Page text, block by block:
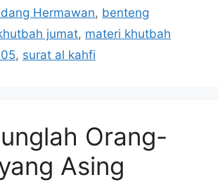
Hermawan, benteng
jumat, materi khutbah
, surat al kahfi
Orang-
Asing